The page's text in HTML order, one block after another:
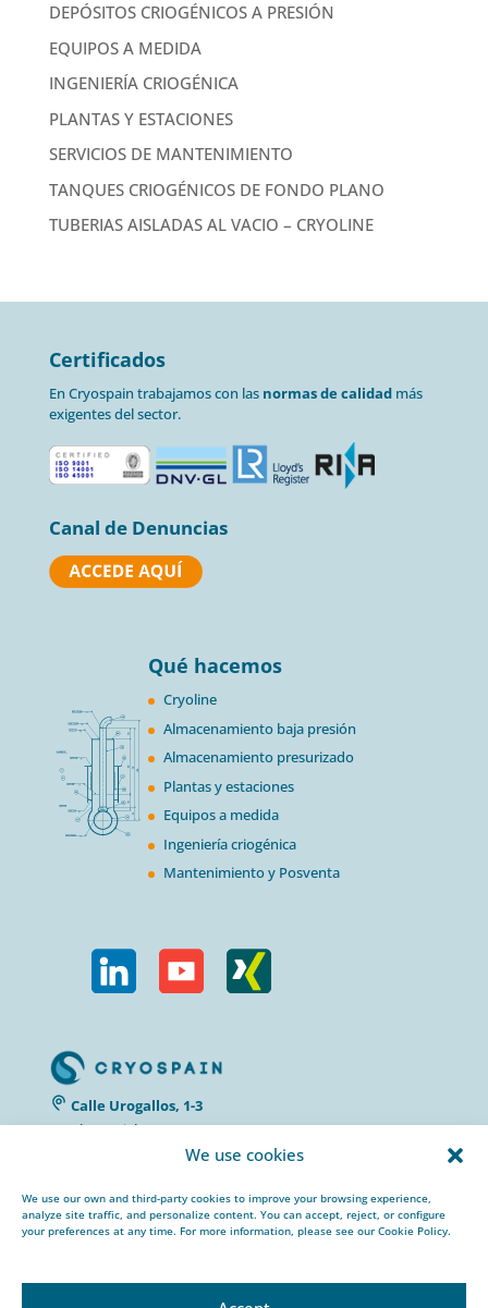
We use cookies
We use our own and third-party cookies to improve your browsing experience,
analyze site traffic, and personalize content. You can accept, reject, or configure
your preferences at any time. For more information, please see our Cookie Policy.
DEPÓSITOS CRIOGÉNICOS A PRESIÓN
EQUIPOS A MEDIDA
INGENIERÍA CRIOGÉNICA
PLANTAS Y ESTACIONES
SERVICIOS DE MANTENIMIENTO
TANQUES CRIOGÉNICOS DE FONDO PLANO
TUBERIAS AISLADAS AL VACIO – CRYOLINE
Certificados
En Cryospain trabajamos con las normas de calidadmás
exigentes del sector.
Canal de Denuncias
Qué hacemos
Cryoline
Almacenamiento baja presión
Almacenamiento presurizado
Plantas y estaciones
Equipos a medida
Ingeniería criogénica
Mantenimiento y Posventa
Calle Urogallos, 1-3
P.I. El Cascajal 28320
+34 912 959 367
cryospain@cryospain.com